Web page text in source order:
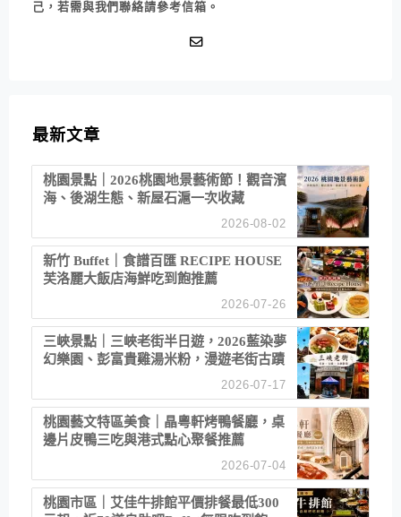
己，若需與我們聯絡請參考信箱。
最新文章
桃園景點｜2026桃園地景藝術節！觀音濱
海、後湖生態、新屋石滬一次收藏
2026-08-02
新竹 Buffet｜食譜百匯 RECIPE HOUSE
芙洛麗大飯店海鮮吃到飽推薦
2026-07-26
三峽景點｜三峽老街半日遊，2026藍染夢
幻樂園、彭富貴雞湯米粉，漫遊老街古蹟
2026-07-17
桃園藝文特區美食｜晶粵軒烤鴨餐廳，桌
邊片皮鴨三吃與港式點心聚餐推薦
2026-07-04
桃園市區｜艾佳牛排館平價排餐最低300